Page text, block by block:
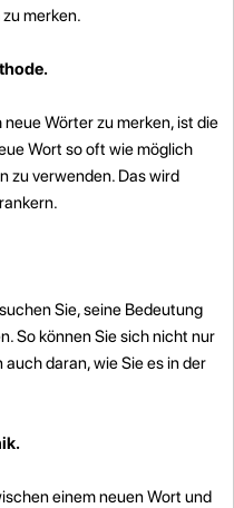
merken.
Wörter zu merken, ist die
Wort so oft wie möglich
zu verwenden. Das wird
Sie, seine Bedeutung
So können Sie sich nicht nur
daran, wie Sie es in der
einem neuen Wort und